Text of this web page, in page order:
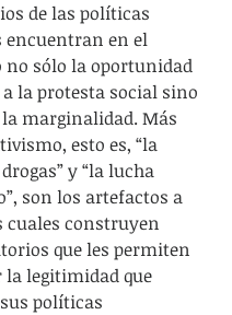
de las políticas
encuentran en el
sólo la oportunidad
la protesta social sino
marginalidad. Más
esto es, “la
y “la lucha
son los artefactos a
cuales construyen
que les permiten
la legitimidad que
políticas